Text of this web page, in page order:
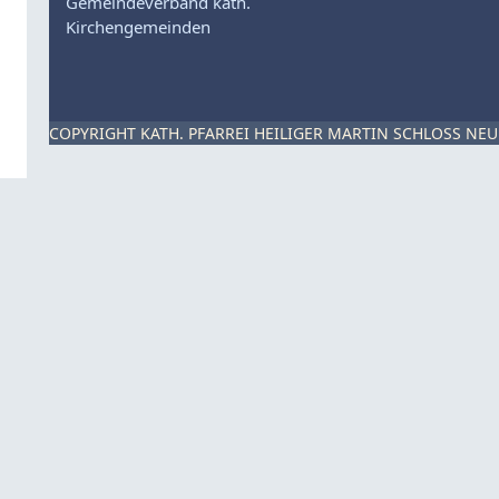
Kirchengemeinden
COPYRIGHT KATH. PFARREI HEILIGER MARTIN SCHLOSS